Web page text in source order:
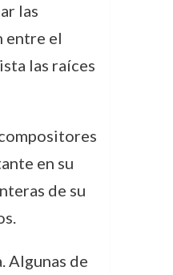
las
entre el
las raíces
en su
de su
Algunas de